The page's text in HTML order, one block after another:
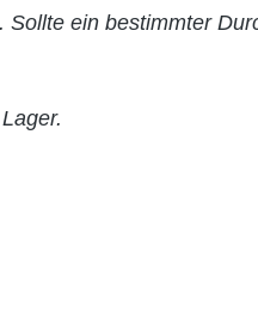
ein bestimmter